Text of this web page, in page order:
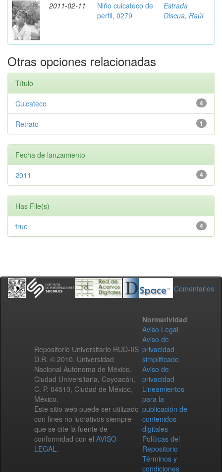
2011-02-11
Niño cuicateco de
perfil, 0279
Estrada
Discua, Raúl
Otras opciones relacionadas
Título
4
Cuicateco
1
Retrato
Fecha de lanzamiento
4
2011
Has File(s)
4
true
Comentarios
Repositorio Universitario RUD-IIS
D.R. © 2010. Universidad
Nacional Autónoma de México.
Ciudad Universitaria, Coyoacán,
C. P. 04510, Ciudad de México,
México.
Este sitio web puede ser utilizado
con fines no lucrativos siempre
que se cite la fuente de
conformidad con el AVISO
LEGAL.
Normatividad
Aviso Legal
Aviso de
privacidad
simplificado
Aviso de
privacidad
Lineamientos
para la
publicación de
contenidos
digitales
Políticas del
Repositorio
Términos y
condiciones